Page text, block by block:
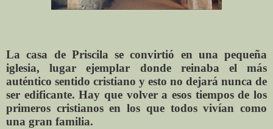
La casa de Priscila se convirtió en una pequeña
iglesia, lugar ejemplar donde reinaba el más
auténtico sentido cristiano y esto no dejará nunca de
ser edificante. Hay que volver a esos tiempos de los
primeros cristianos en los que todos vivían como
una gran familia.